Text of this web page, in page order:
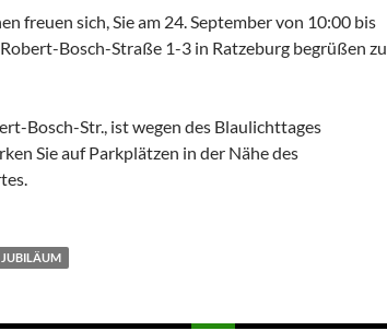
freuen sich, Sie am 24. September von 10:00 bis
Bosch-Straße 1-3 in Ratzeburg begrüßen zu
Bosch-Str., ist wegen des Blaulichttages
Sie auf Parkplätzen in der Nähe des
JUBILÄUM